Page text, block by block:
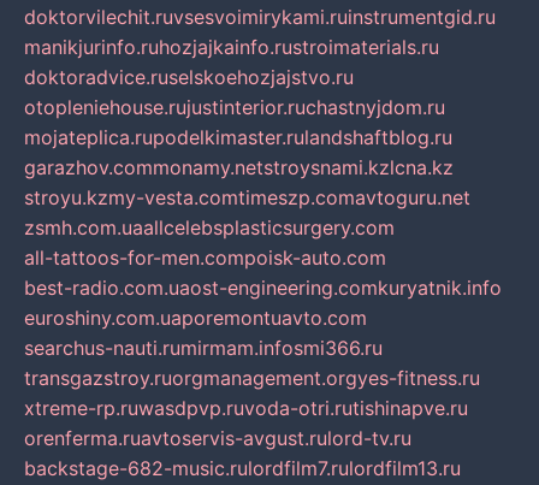
doktorvilechit.ruvsesvoimirykami.ruinstrumentgid.ru
manikjurinfo.ruhozjajkainfo.rustroimaterials.ru
doktoradvice.ruselskoehozjajstvo.ru
otopleniehouse.rujustinterior.ruchastnyjdom.ru
mojateplica.rupodelkimaster.rulandshaftblog.ru
garazhov.commonamy.netstroysnami.kzlcna.kz
stroyu.kzmy-vesta.comtimeszp.comavtoguru.net
zsmh.com.uaallcelebsplasticsurgery.com
all-tattoos-for-men.compoisk-auto.com
best-radio.com.uaost-engineering.comkuryatnik.info
euroshiny.com.uaporemontuavto.com
searchus-nauti.rumirmam.infosmi366.ru
transgazstroy.ruorgmanagement.orgyes-fitness.ru
xtreme-rp.ruwasdpvp.ruvoda-otri.rutishinapve.ru
orenferma.ruavtoservis-avgust.rulord-tv.ru
backstage-682-music.rulordfilm7.rulordfilm13.ru